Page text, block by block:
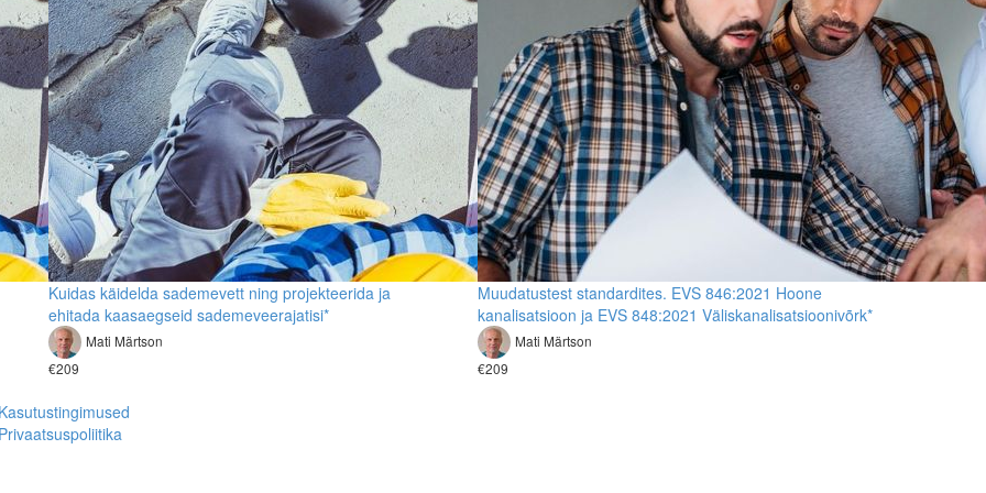
Kuidas käidelda sademevett ning projekteerida ja
ehitada kaasaegseid sademeveerajatisi*
Mati Märtson
€209
Muudatustest standardites. EVS 846:2021 Hoone
kanalisatsioon ja EVS 848:2021 Väliskanalisatsioonivõrk*
Mati Märtson
€209
Kasutustingimused
Privaatsuspoliitika